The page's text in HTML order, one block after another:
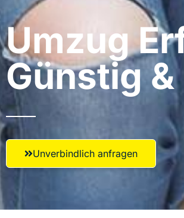
Umzug
Günstig
Unverbindlich anfragen